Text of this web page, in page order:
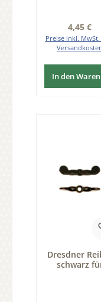
4,45 €
Preise inkl. MwSt.
In den
Dresdner
schwarz